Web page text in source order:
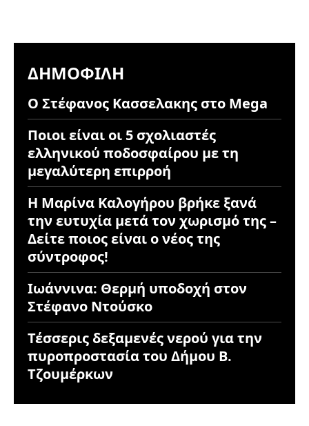
ΔΗΜΟΦΙΛΉ
Ο Στέφανος Κασσελακης στο Mega
Ποιοι είναι οι 5 σχολιαστές
ελληνικού ποδοσφαίρου με τη
μεγαλύτερη επιρροή
Η Μαρίνα Καλογήρου βρήκε ξανά
την ευτυχία μετά τον χωρισμό της –
Δείτε ποιος είναι ο νέος της
σύντροφος!
Ιωάννινα: Θερμή υποδοχή στον
Στέφανο Ντούσκο
Τέσσερις δεξαμενές νερού για την
πυροπροστασία του Δήμου Β.
Τζουμέρκων